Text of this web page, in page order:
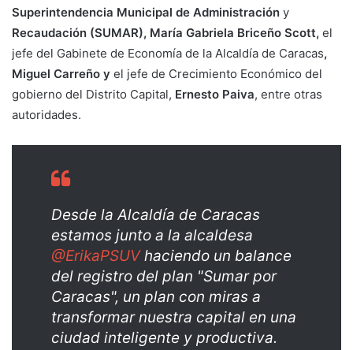
Superintendencia Municipal de Administración y
Recaudación (SUMAR), María Gabriela Briceño Scott, el
jefe del Gabinete de Economía de la Alcaldía de Caracas,
Miguel Carreño y el jefe de Crecimiento Económico del
gobierno del Distrito Capital, Ernesto Paiva, entre otras
autoridades.
Desde la Alcaldía de Caracas
estamos junto a la alcaldesa
@ErikaPSUVhaciendo un balance
del registro del plan "Sumar por
Caracas", un plan con miras a
transformar nuestra capital en una
ciudad inteligente y productiva.